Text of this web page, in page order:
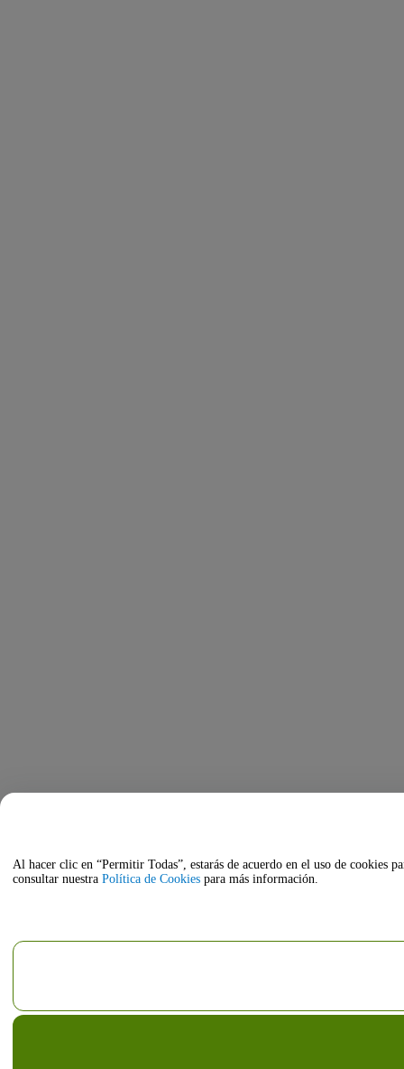
Al hacer clic en “Permitir Todas”, estarás de acuerdo en el uso de cookies
consultar nuestra Política de Cookies para más información.